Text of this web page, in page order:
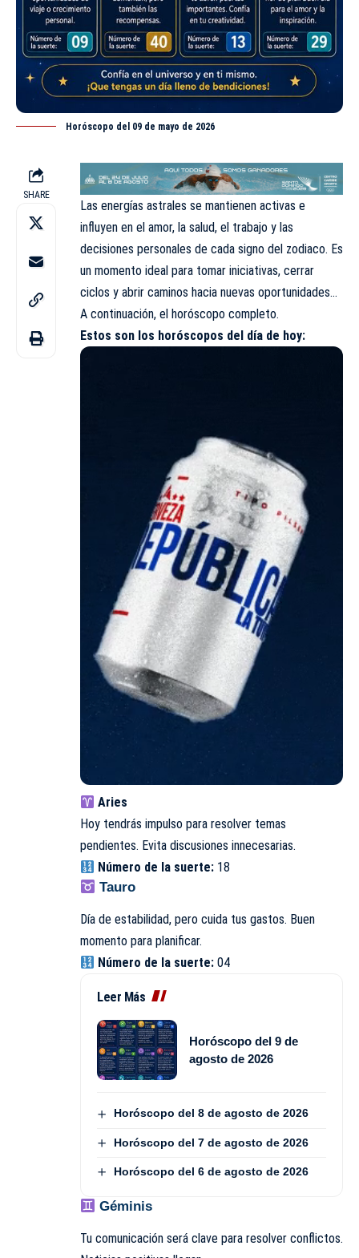
Horóscopo del 09 de mayo de 2026
SHARE
Las energías astrales se mantienen activas e
influyen en el amor, la salud, el trabajo y las
decisiones personales de cada signo del zodiaco. Es
un momento ideal para tomar iniciativas, cerrar
ciclos y abrir caminos hacia nuevas oportunidades…
A continuación, el horóscopo completo.
Estos son los horóscopos del día de hoy:
Aries
Hoy tendrás impulso para resolver temas
pendientes. Evita discusiones innecesarias.
Número de la suerte: 18
Tauro
Día de estabilidad, pero cuida tus gastos. Buen
momento para planificar.
Número de la suerte: 04
Leer Más
Horóscopo del 9 de
agosto de 2026
Horóscopo del 8 de agosto de 2026
Horóscopo del 7 de agosto de 2026
Horóscopo del 6 de agosto de 2026
Géminis
Tu comunicación será clave para resolver conflictos.